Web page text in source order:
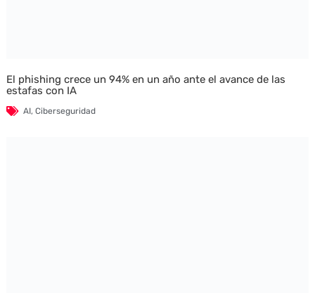
El phishing crece un 94% en un año ante el avance de las
estafas con IA
AI, Ciberseguridad